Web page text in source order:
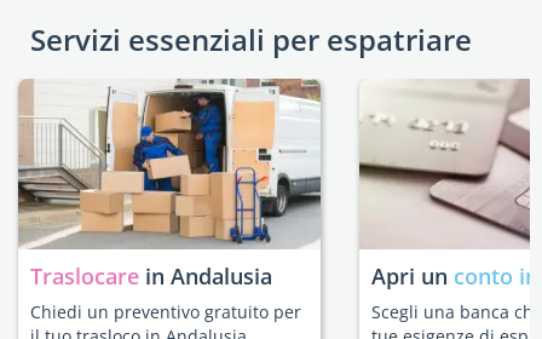
Servizi essenziali per espatriare
Traslocare in Andalusia
Chiedi un preventivo gratuito per
Apri un conto
Scegli una banca